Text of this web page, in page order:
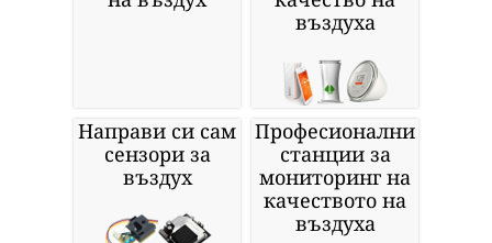
въздуха
Направи си сам
сензори за
въздух
Професионални
станции за
мониторинг на
качеството на
въздуха